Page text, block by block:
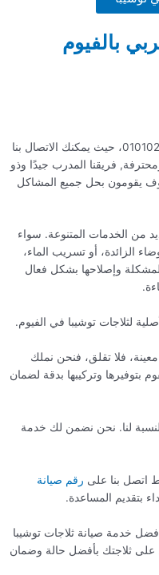
بالفيوم
رقم صيانة ثلاجات توشيبا الفيوم هو 01010271510، حيث يمكنك الاتصال بنا
فريقنا المدرب جيدًا وذو
يقومون بحل جميع المشاكل
من الخدمات المتنوعة. سواء
الزائدة، أو تسريب الماء،
وإصلاحها بشكل فعال
لثلاجات توشيبا في الفيوم.
فلا تقلق، فنحن نملك
بتوفيرها وتركيبها بدقة لضمان
لنا. نحن نضمن لك خدمة
اتصل بنا على رقم صيانة
خدمة صيانة ثلاجات توشيبا
ثلاجتك بأفضل حالة وضمان